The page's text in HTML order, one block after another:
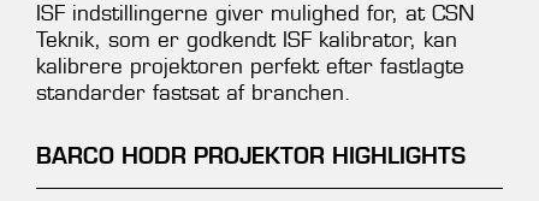
ISF indstillingerne giver mulighed for, at CSN
Teknik, som er godkendt ISF kalibrator, kan
kalibrere projektoren perfekt efter fastlagte
standarder fastsat af branchen.
BARCO HODR PROJEKTOR HIGHLIGHTS